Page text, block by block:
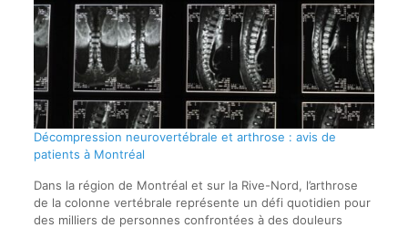
Décompression neurovertébrale et arthrose : avis de
patients à Montréal
Dans la région de Montréal et sur la Rive-Nord, l’arthrose
de la colonne vertébrale représente un défi quotidien pour
des milliers de personnes confrontées à des douleurs